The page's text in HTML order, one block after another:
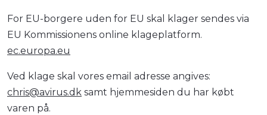
For EU-borgere uden for EU skal klager sendes via
EU Kommissionens online klageplatform.
ec.europa.eu
Ved klage skal vores email adresse angives:
chris@avirus.dk samt hjemmesiden du har købt
varen på.